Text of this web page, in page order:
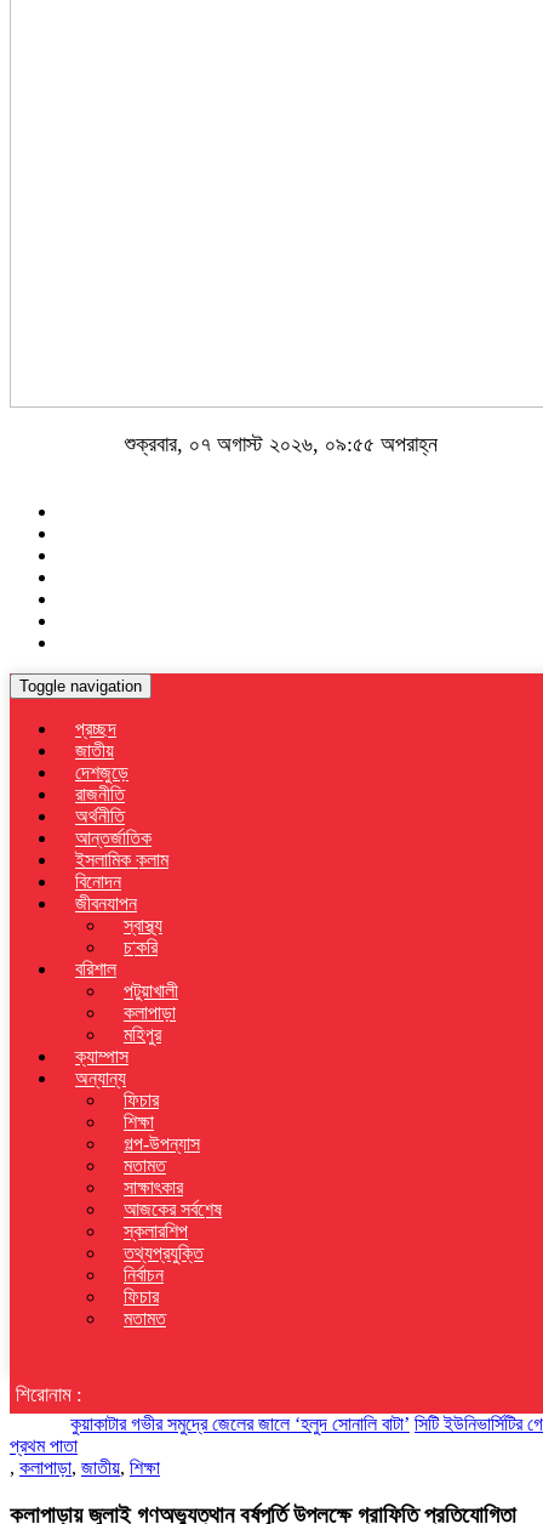
শুক্রবার, ০৭ অগাস্ট ২০২৬, ০৯:৫৫ অপরাহ্ন
Toggle navigation
প্রচ্ছদ
জাতীয়
দেশজুড়ে
রাজনীতি
অর্থনীতি
আন্তর্জাতিক
ইসলামিক কলাম
বিনোদন
জীবনযাপন
স্বাস্থ্য
চাকরি
বরিশাল
পটুয়াখালী
কলাপাড়া
মহিপুর
ক্যাম্পাস
অন্যান্য
ফিচার
শিক্ষা
গল্প-উপন্যাস
মতামত
সাক্ষাৎকার
আজকের সর্বশেষ
স্কলারশিপ
তথ্যপ্রযুক্তি
নির্বাচন
ফিচার
মতামত
শিরোনাম :
কুয়াকাটার গভীর সমুদ্রে জেলের জালে ‘হলুদ সোনালি বাটা’ সিটি ইউনিভার্সিটির গেস্ট
প্রথম পাতা
, কলাপাড়া, জাতীয়, শিক্ষা
কলাপাড়ায় জুলাই গণঅভ্যুত্থান বর্ষপূর্তি উপলক্ষে গ্রাফিতি প্রতিযোগিতা